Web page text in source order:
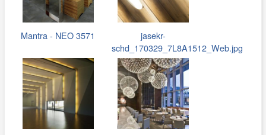
Mantra - NEO 3571
jasekr-
schd_170329_7L8A1512_Web.jpg